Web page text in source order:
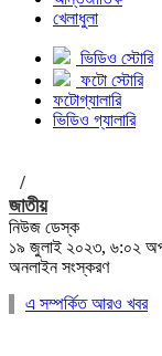
খেলাধুলা
ভিডিও স্টোরি
ফটো স্টোরি
ফটোগ্যালারি
ভিডিও গ্যালারি
/
জাতীয়
নিউজ ডেস্ক
১৯ জুলাই ২০২৩, ৬:০২
অনলাইন সংস্করণ
এ সম্পর্কিত আরও খবর